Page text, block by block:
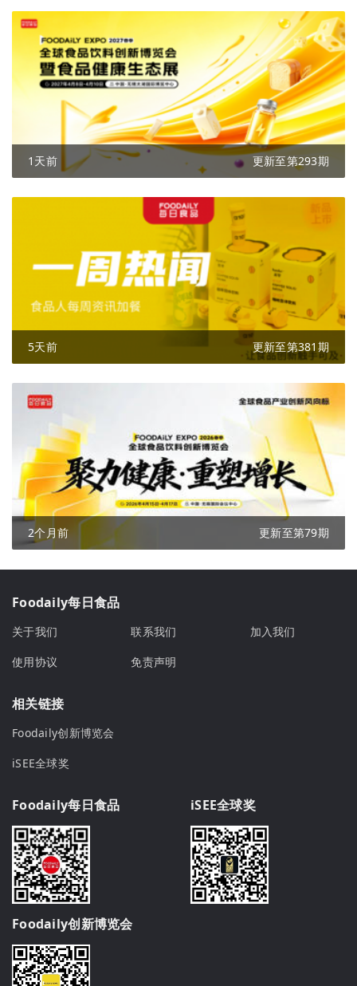
1天前 更新至第293期
5天前 更新至第381期
2个月前 更新至第79期
Foodaily每日食品
关于我们 联系我们
加入我们
使用协议
免责声明
相关链接
Foodaily创新博览会
iSEE全球奖
Foodaily每日食品 iSEE全球奖
Foodaily创新博览会